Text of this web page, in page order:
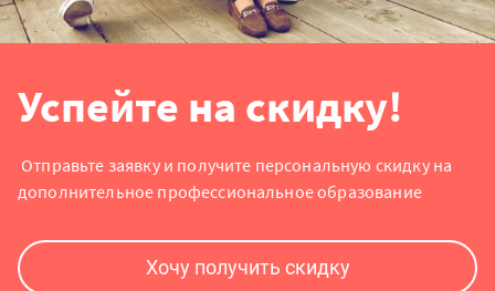
Успейте на скидку!
Отправьте заявку и получите персональную скидку на
дополнительное профессиональное образование
Хочу получить скидку